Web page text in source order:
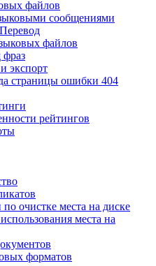
файлов
сообщениями
файлов
фраз
экспорт
страницы ошибки 404
рейтингов
очистке места на диске
места на
форматов